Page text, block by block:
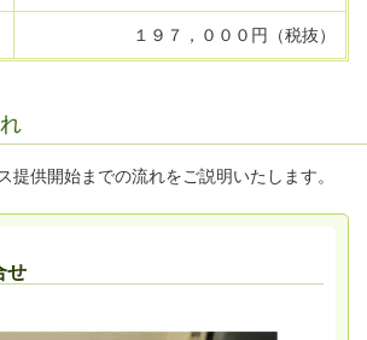
１９７，０００円（税抜）
提供開始までの流れをご説明いたします。
せ